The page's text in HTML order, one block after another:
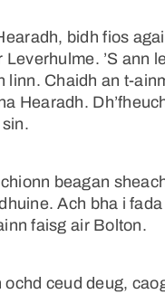
bidh fios
’S ann
linn. Chaidh an t-
Hearadh.
beagan
Ach bha i
faisg air Bolton.
ceud deug,